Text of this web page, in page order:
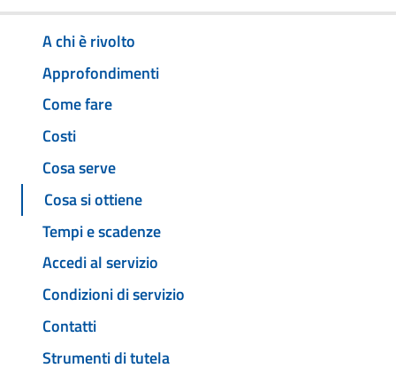
A chi è rivolto
Approfondimenti
Come fare
Costi
Cosa serve
Cosa si ottiene
Tempi e scadenze
Accedi al servizio
Condizioni di servizio
Contatti
Strumenti di tutela